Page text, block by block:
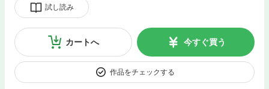
試し読み
カートへ 今すぐ買う
作品をチェックする